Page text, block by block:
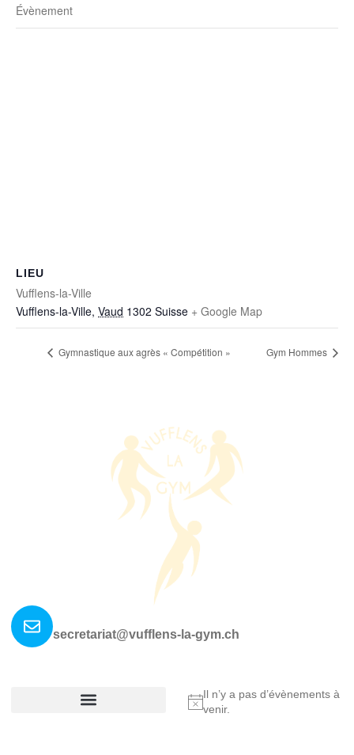
Évènement
LIEU
Vufflens-la-Ville
Vufflens-la-Ville, Vaud 1302 Suisse + Google Map
Gymnastique aux agrès « Compétition » Gym Hommes
secretariat@vufflens-la-gym.ch
Notice
Il n’y a pas d’évènements à
venir.